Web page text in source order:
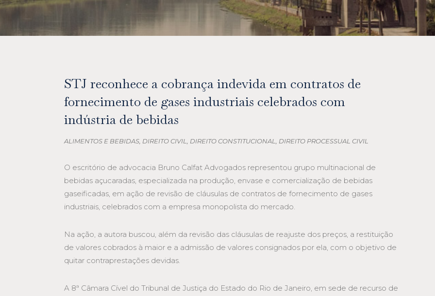
STJ reconhece a cobrança indevida em contratos de
fornecimento de gases industriais celebrados com
indústria de bebidas
ALIMENTOS E BEBIDAS DIREITO CIVIL DIREITO CONSTITUCIONAL DIREITO PROCESSUAL CIVIL
O escritório de advocacia Bruno Calfat Advogados representou grupo multinacional de
bebidas açucaradas, especializada na produção, envase e comercialização de bebidas
gaseificadas, em ação de revisão de cláusulas de contratos de fornecimento de gases
industriais, celebrados com a empresa monopolista do mercado.
Na ação, a autora buscou, além da revisão das cláusulas de reajuste dos preços, a restituição
de valores cobrados à maior e a admissão de valores consignados por ela, com o objetivo de
quitar contraprestações devidas.
A 8ª Câmara Cível do Tribunal de Justiça do Estado do Rio de Janeiro, em sede de recurso de